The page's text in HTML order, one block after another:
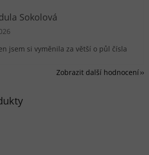
Sokolová
obchodu je 5 z 5 hvězdiček.
jsem si vyměnila za větší o půl čísla
Zobrazit další hodnocení